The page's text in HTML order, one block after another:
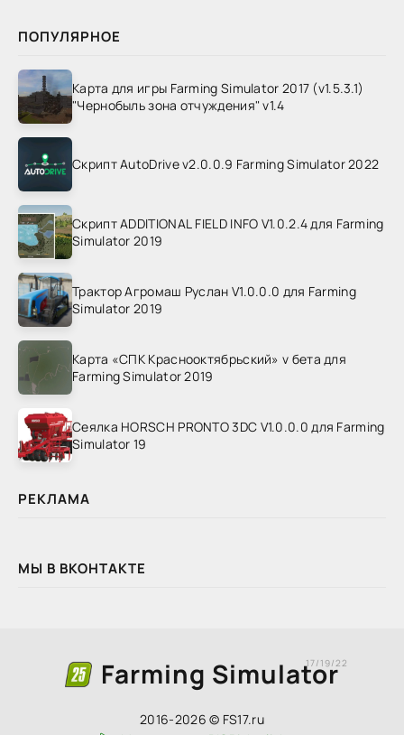
ПОПУЛЯРНОЕ
Карта для игры Farming Simulator 2017 (v1.5.3.1)
"Чернобыль зона отчуждения" v1.4
Скрипт AutoDrive v2.0.0.9 Farming Simulator 2022
Скрипт ADDITIONAL FIELD INFO V1.0.2.4 для Farming
Simulator 2019
Трактор Агромаш Руслан V1.0.0.0 для Farming
Simulator 2019
Карта «СПК Краснооктябрьский» v бета для
Farming Simulator 2019
Сеялка HORSCH PRONTO 3DC V1.0.0.0 для Farming
Simulator 19
РЕКЛАМА
МЫ В ВКОНТАКТЕ
Farming Simulator
17/19/22
2016-2026 © FS17.ru